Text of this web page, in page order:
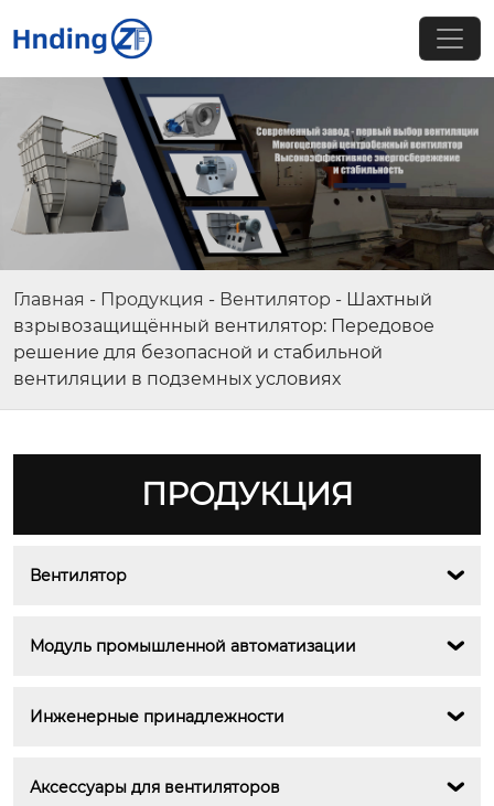
Главная - Продукция - Вентилятор - Шахтный
взрывозащищённый вентилятор: Передовое
решение для безопасной и стабильной
вентиляции в подземных условиях
ПРОДУКЦИЯ
Вентилятор 
Модуль промышленной автоматизации 
Инженерные принадлежности 
Аксессуары для вентиляторов 